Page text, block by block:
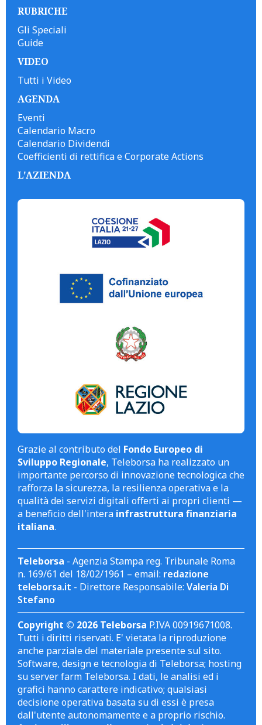
RUBRICHE
Gli Speciali
Guide
VIDEO
Tutti i Video
AGENDA
Eventi
Calendario Macro
Calendario Dividendi
Coefficienti di rettifica e Corporate Actions
L'AZIENDA
Grazie al contributo del Fondo Europeo di
Sviluppo Regionale, Teleborsa ha realizzato un
importante percorso di innovazione tecnologica che
rafforza la sicurezza, la resilienza operativa e la
qualità dei servizi digitali offerti ai propri clienti —
a beneficio dell'intera infrastruttura finanziaria
italiana.
Teleborsa - Agenzia Stampa reg. Tribunale Roma
n. 169/61 del 18/02/1961 – email: redazione
teleborsa.it - Direttore Responsabile: Valeria Di
Stefano
Copyright © 2026 Teleborsa P.IVA 00919671008.
Tutti i diritti riservati. E' vietata la riproduzione
anche parziale del materiale presente sul sito.
Software, design e tecnologia di Teleborsa; hosting
su server farm Teleborsa. I dati, le analisi ed i
grafici hanno carattere indicativo; qualsiasi
decisione operativa basata su di essi è presa
dall'utente autonomamente e a proprio rischio.